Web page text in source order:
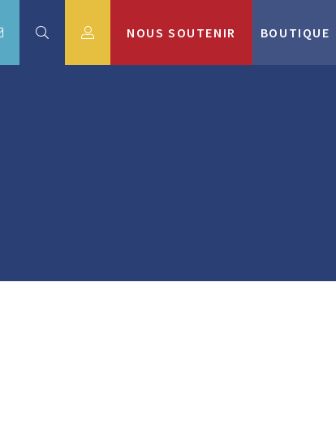
NOUS SOUTENIR BOUTIQUE